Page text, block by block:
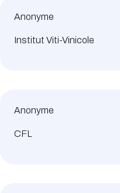
Anonyme
Institut Viti-Vinicole
Anonyme
CFL